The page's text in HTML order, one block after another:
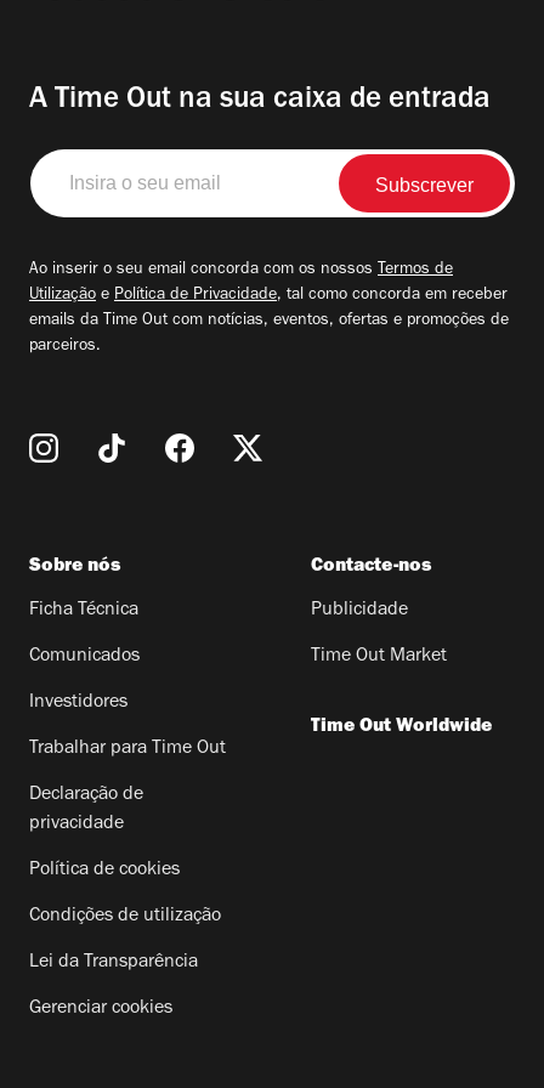
A Time Out na sua caixa de entrada
Insira
o
seu
Ao inserir o seu email concorda com os nossos Termos de
Utilização e Política de Privacidade, tal como concorda em receber
emails da Time Out com notícias, eventos, ofertas e promoções de
parceiros.
Sobre nós
Ficha Técnica
Comunicados
Investidores
Trabalhar para Time Out
Declaração de
privacidade
Política de cookies
Condições de utilização
Lei da Transparência
Gerenciar cookies
Contacte-nos
Publicidade
Time Out Market
Time Out Worldwide